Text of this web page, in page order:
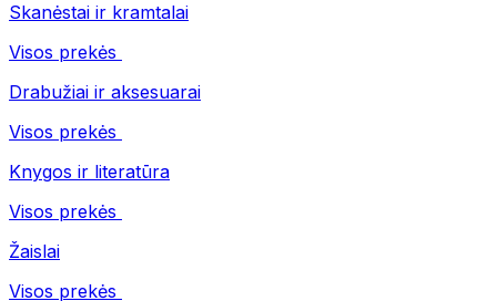
Skanėstai ir kramtalai
Visos prekės
Drabužiai ir aksesuarai
Visos prekės
Knygos ir literatūra
Visos prekės
Žaislai
Visos prekės